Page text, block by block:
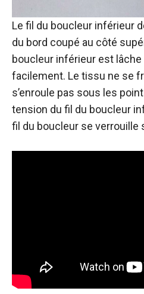
Le fil du boucleur inférieur
du bord coupé au côté
boucleur inférieur est
facilement. Le tissu ne se
s’enroule pas sous les
tension du fil du boucleur
fil du boucleur se verrouille